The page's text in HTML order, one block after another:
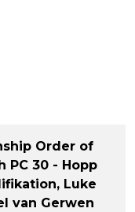
Order of
PC 30 - Hopp
Luke
van Gerwen